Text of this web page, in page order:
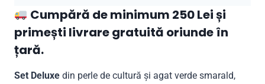
Cumpără de minimum 250 Lei și
primești livrare gratuită oriunde în
țară.
Set Deluxe din perle de cultură și agat verde smarald,